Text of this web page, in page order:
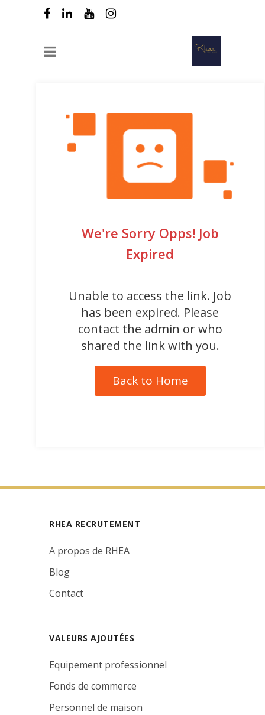
We're Sorry Opps! Job
Expired
Unable to access the link. Job
has been expired. Please
contact the admin or who
shared the link with you.
Back to Home
RHEA RECRUTEMENT
A propos de RHEA
Blog
Contact
VALEURS AJOUTÉES
Equipement professionnel
Fonds de commerce
Personnel de maison